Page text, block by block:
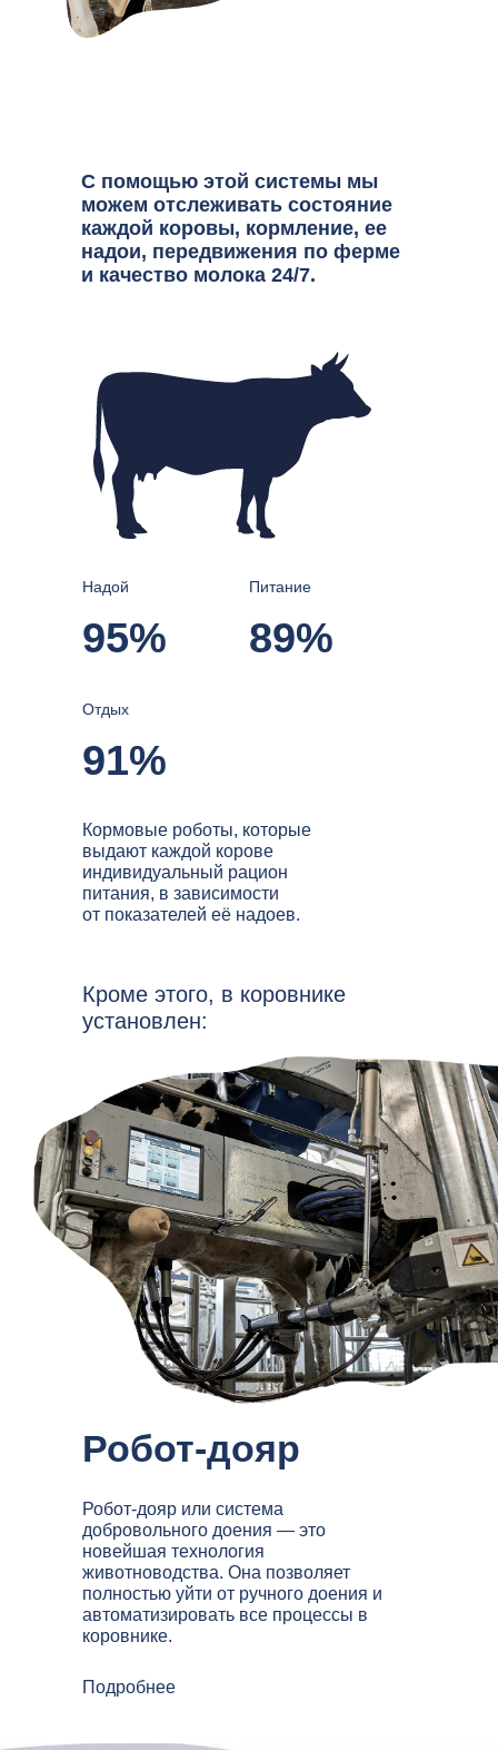
Кроме этого, в коровнике
установлен:
Кормовые роботы, которые
выдают каждой корове
индивидуальный рацион
питания, в зависимости
от показателей её надоев.
С помощью этой системы мы
можем отслеживать состояние
каждой коровы, кормление, ее
надои, передвижения по ферме
и качество молока 24/7.
Надой
95%
Питание
89%
Отдых
91%
Робот-дояр
Робот-дояр или система
добровольного доения — это
новейшая технология
животноводства. Она позволяет
полностью уйти от ручного доения и
автоматизировать все процессы в
коровнике.
Подробнее